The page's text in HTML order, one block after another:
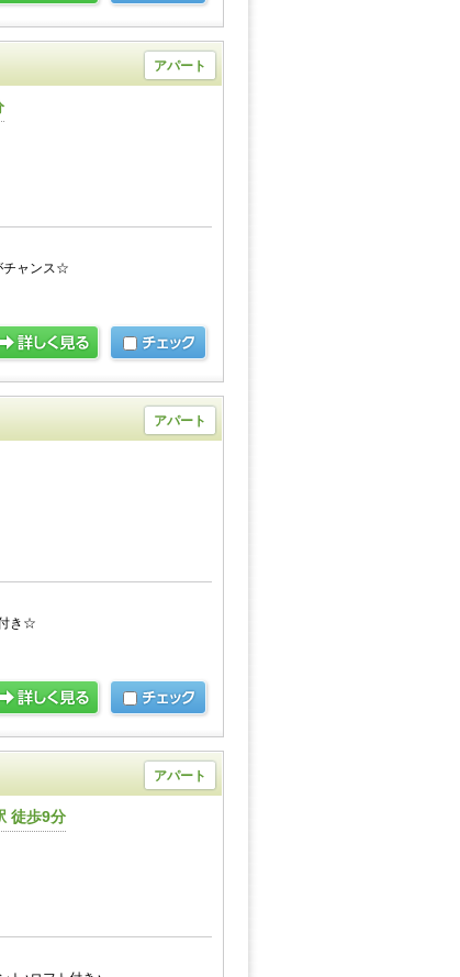
アパート
チャンス☆
アパート
き☆
アパート
徒歩9分